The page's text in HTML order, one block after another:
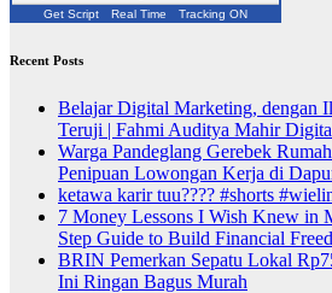
Get Script Real Time Tracking ON
Recent Posts
Belajar Digital Marketing, dengan
Teruji | Fahmi Auditya Mahir
Warga Pandeglang Gerebek
Penipuan Lowongan Kerja di
ketawa karir tuu???? #shorts
7 Money Lessons I Wish Knew in
Step Guide to Build Financial
BRIN Pemerkan Sepatu Lokal
Ini Ringan Bagus Murah